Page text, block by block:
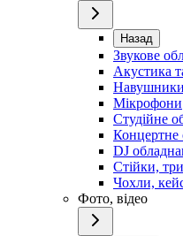
Назад
Звукове
Акустика
Навушники
Мікрофони
Студійне
Концертне
DJ
Стійки,
Чохли,
Фото, відео